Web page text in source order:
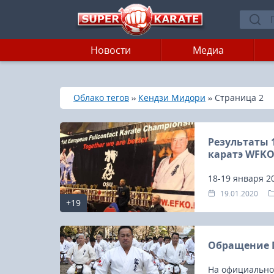
Новости Медиа
Главная
»
Облако тегов » Кендзи Мидори » Страница 2
+19
Результаты
каратэ WFKO
18-19 января
Европы по
19.01.2020
Обращение
На